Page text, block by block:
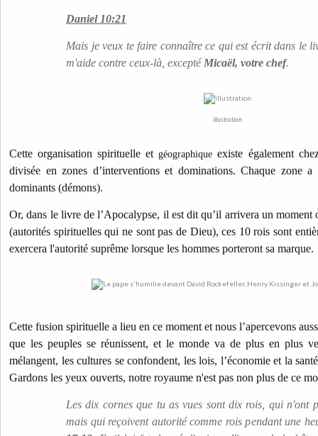
Daniel 10:21
Mais je veux te faire connaître ce qui est écrit dans le
m'aide contre ceux-là, excepté Micaël, votre chef.
illustration
Cette organisation spirituelle etgéographique existe également
divisée en zones d’interventions et dominations. Chaque zone a
dominants (démons).
Or, dans le livre de l’Apocalypse, il est dit qu’il arrivera un moment
(autorités spirituelles qui ne sont pas de Dieu), ces 10 rois sont
exercera l'autorité suprême lorsque les hommes porteront sa marque.
Cette fusion spirituelle a lieu en ce moment et nous l’apercevons
que les peuples se réunissent, et le monde va de plus en plus
mélangent, les cultures se confondent, les lois, l’économie et la
Gardons les yeux ouverts, notre royaume n'est pas non plus de ce
Les dix cornes que tu as vues sont dix rois, qui n'ont
mais qui reçoivent autorité comme rois pendant une